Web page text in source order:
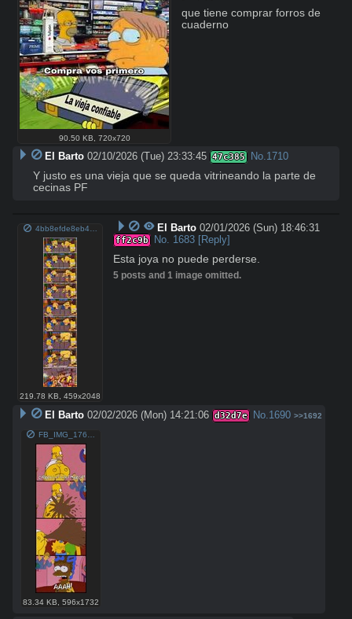
90.50 KB 720x720
que tiene comprar forros de
cuaderno
El Barto 02/10/2026 (Tue) 23:33:45 47c385 No.1710
Y justo es una vieja que se queda vitrineando la parte de
cecinas PF
4bb8efde8eb4659c6a86523d39da7a6f36eb8b3623eaffe9bf8f537b2ed03202.jpg
219.78 KB,459x2048
El Barto 02/01/2026 (Sun) 18:46:31
ff2c9b No. 1683 [Reply]
Esta joya no puede perderse.
5 posts and 1 image omitted.
El Barto 02/02/2026 (Mon) 14:21:06 d32d7e No. 1690 >>1692
83.34 KB ,596x1732